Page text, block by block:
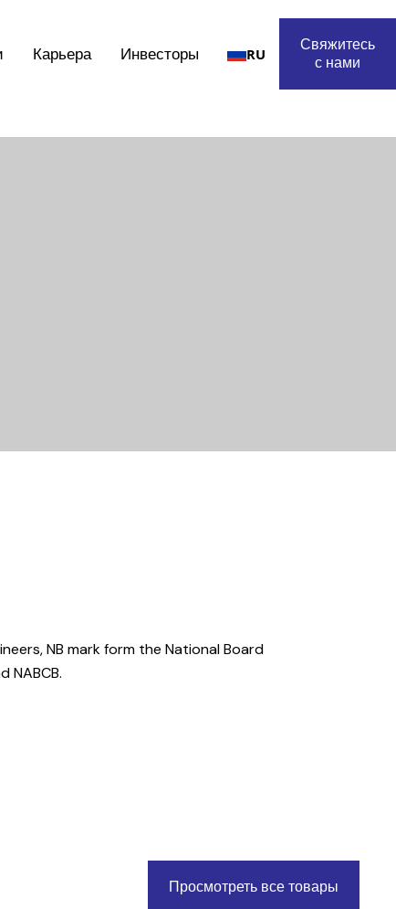
Карьера Инвесторы RU
Свяжитесь
с нами
NB mark form the National Board
NABCB.
Просмотреть все товары